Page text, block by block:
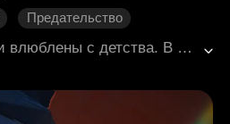
Предательство
Бретт и Наталия были влюблены с детства. В свой 25-й день рождения он планировал сделать ей предложение, как они и обещали друг другу давным-давно. Но то, что он обнаружил вместо этого, разрушило его ожидания - его девушка делала интимные фотографии с другим мужчиной. Наталья считала, что не сделала ничего плохого; она неоднократно пререкалась с Бреттом, не обращая внимания на его чувства, и давила на него, заставляя отступить и пойти на компромисс. Полностью разочаровавшись, Бретт оставил ей письмо, в котором прекратил их отношения, и уехал из страны, чтобы начать новую главу в своей жизни.